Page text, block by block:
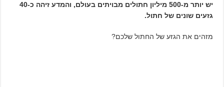
יש יותר מ-500 מיליון חתולים מבויתים בעולם, והמדע זיהה כ-40
גזעים שונים של חתול.
מזהים את הגזע של החתול שלכם?